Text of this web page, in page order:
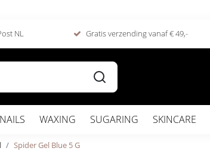
NL Gratis verzending vanaf € 49,-
NAILS WAXING SUGARING SKINCARE
Spider Gel Blue 5 G